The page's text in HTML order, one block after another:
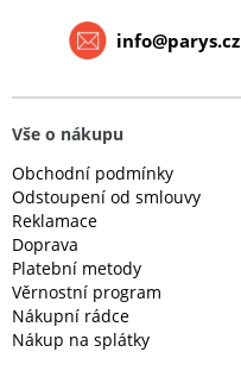
info@parys.cz
Vše o nákupu
Obchodní podmínky
Odstoupení od smlouvy
Reklamace
Doprava
Platební metody
Věrnostní program
Nákupní rádce
Nákup na splátky